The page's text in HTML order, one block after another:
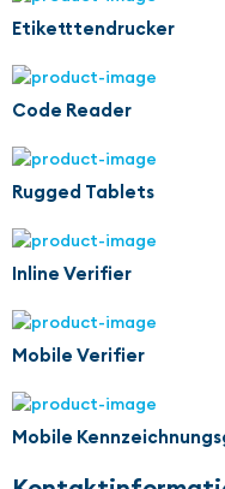
Etiketttendrucker
Code Reader
Rugged Tablets
Inline Verifier
Mobile Verifier
Mobile